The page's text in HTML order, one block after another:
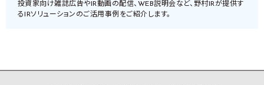
投資家向け雑誌広告やIR動画の配信、WEB説明会など、野村IRが提供す
るIRソリューションのご活用事例をご紹介します。